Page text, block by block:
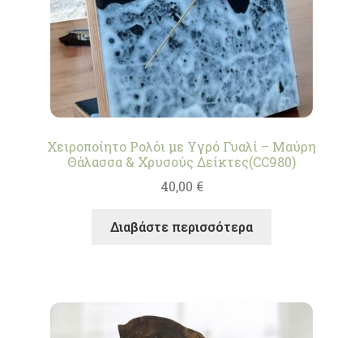
Χειροποίητο Ρολόι με Υγρό Γυαλί – Μαύρη
Θάλασσα & Χρυσούς Δείκτες(CC980)
40,00 €
Διαβάστε περισσότερα